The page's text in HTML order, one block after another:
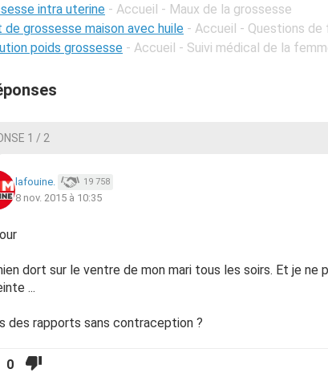
intra uterine - Accueil - Maux de la grossesse
de grossesse maison avec huile - Accueil - Questions
poids grossesse - Accueil - Suivi médical de la
1 / 2
lafouine. 19 758
8 nov. 2015 à 10:35
dort sur le ventre de mon mari tous les soirs. Et je ne
...
des rapports sans contraception ?
0